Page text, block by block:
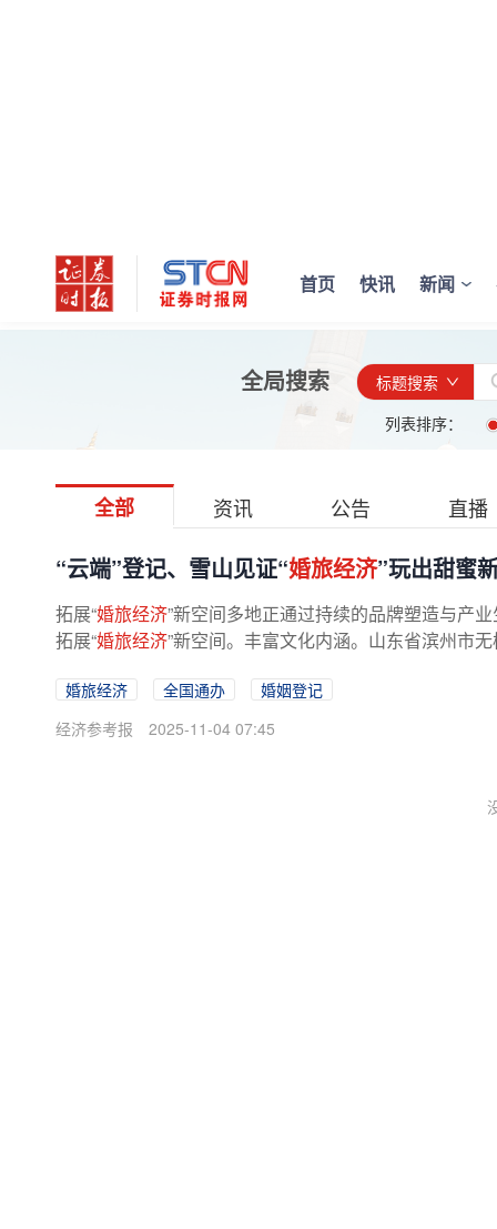
首页 快讯 新闻
全局搜索
标题搜索
列表排序：
全部 资讯 公告 直播
“云端”登记、雪山见证“婚旅经济”玩出甜蜜
拓展“婚旅经济”新空间多地正通过持续的品牌塑造与产
拓展“婚旅经济”新空间。丰富文化内涵。山东省滨州市
婚旅经济 全国通办
婚姻登记
经济参考报
2025-11-04 07:45